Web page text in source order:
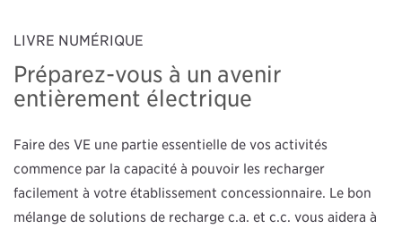
LIVRE NUMÉRIQUE
Préparez-vous à un avenir
entièrement électrique
Faire des VE une partie essentielle de vos activités
commence par la capacité à pouvoir les recharger
facilement à votre établissement concessionnaire. Le bon
mélange de solutions de recharge c.a. et c.c. vous aidera à